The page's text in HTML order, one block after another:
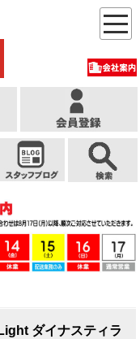
ダイナスティラ